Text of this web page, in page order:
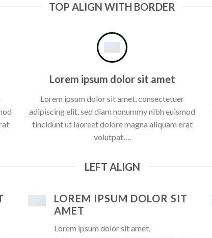
TOP ALIGN WITH BORDER
Lorem ipsum dolor sit amet
Lorem ipsum dolor sit amet, consectetuer
adipiscing elit, sed diam nonummy nibh euismod
tincidunt ut laoreet dolore magna aliquam erat
volutpat….
LEFT ALIGN
LOREM IPSUM DOLOR SIT
AMET
Lorem ipsum dolor sit amet,